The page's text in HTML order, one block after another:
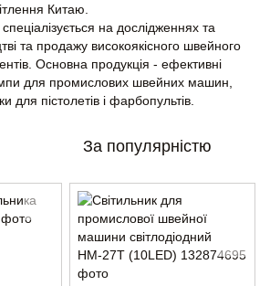
Китаю.
на дослідженнях та
та продажу високоякісного швейного
Основна продукція - ефективні
для промислових швейних машин,
для пістолетів і фарбопультів.
За популярністю